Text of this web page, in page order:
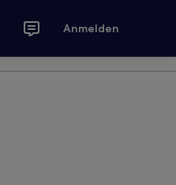
Anmelden